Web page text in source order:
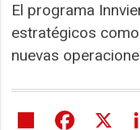
El programa
estratégicos
nuevas
Share Facebook